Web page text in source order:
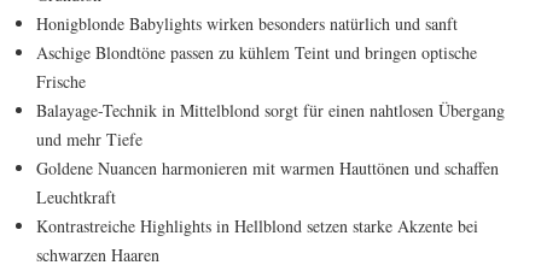
Honigblonde Babylights wirken besonders natürlich und sanft
Aschige Blondtöne passen zu kühlem Teint und bringen optische
Frische
Balayage-Technik in Mittelblond sorgt für einen nahtlosen Übergang
und mehr Tiefe
Goldene Nuancen harmonieren mit warmen Hauttönen und schaffen
Leuchtkraft
Kontrastreiche Highlights in Hellblond setzen starke Akzente bei
schwarzen Haaren